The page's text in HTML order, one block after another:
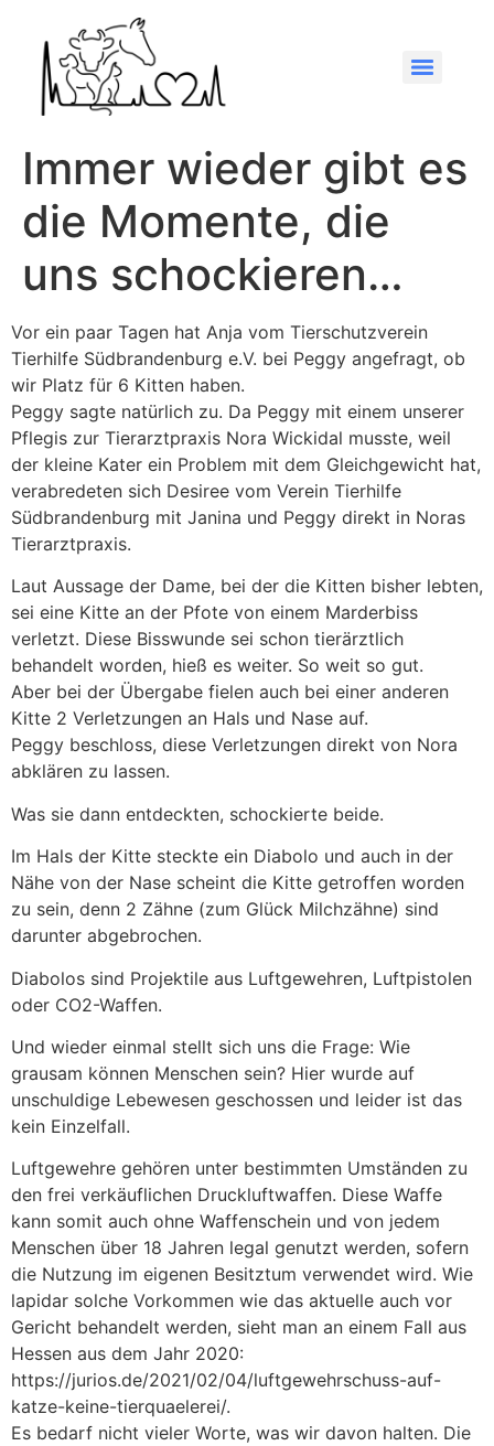
Immer wieder gibt es
die Momente, die
uns schockieren…
Vor ein paar Tagen hat Anja vom Tierschutzverein
Tierhilfe Südbrandenburg e.V. bei Peggy angefragt, ob
wir Platz für 6 Kitten haben.
Peggy sagte natürlich zu. Da Peggy mit einem unserer
Pflegis zur Tierarztpraxis Nora Wickidal musste, weil
der kleine Kater ein Problem mit dem Gleichgewicht hat,
verabredeten sich Desiree vom Verein Tierhilfe
Südbrandenburg mit Janina und Peggy direkt in Noras
Tierarztpraxis.
Laut Aussage der Dame, bei der die Kitten bisher lebten,
sei eine Kitte an der Pfote von einem Marderbiss
verletzt. Diese Bisswunde sei schon tierärztlich
behandelt worden, hieß es weiter. So weit so gut.
Aber bei der Übergabe fielen auch bei einer anderen
Kitte 2 Verletzungen an Hals und Nase auf.
Peggy beschloss, diese Verletzungen direkt von Nora
abklären zu lassen.
Was sie dann entdeckten, schockierte beide.
Im Hals der Kitte steckte ein Diabolo und auch in der
Nähe von der Nase scheint die Kitte getroffen worden
zu sein, denn 2 Zähne (zum Glück Milchzähne) sind
darunter abgebrochen.
Diabolos sind Projektile aus Luftgewehren, Luftpistolen
oder CO2-Waffen.
Und wieder einmal stellt sich uns die Frage: Wie
grausam können Menschen sein? Hier wurde auf
unschuldige Lebewesen geschossen und leider ist das
kein Einzelfall.
Luftgewehre gehören unter bestimmten Umständen zu
den frei verkäuflichen Druckluftwaffen. Diese Waffe
kann somit auch ohne Waffenschein und von jedem
Menschen über 18 Jahren legal genutzt werden, sofern
die Nutzung im eigenen Besitztum verwendet wird. Wie
lapidar solche Vorkommen wie das aktuelle auch vor
Gericht behandelt werden, sieht man an einem Fall aus
Hessen aus dem Jahr 2020:
https://jurios.de/2021/02/04/luftgewehrschuss-auf-
katze-keine-tierquaelerei/.
Es bedarf nicht vieler Worte, was wir davon halten. Die